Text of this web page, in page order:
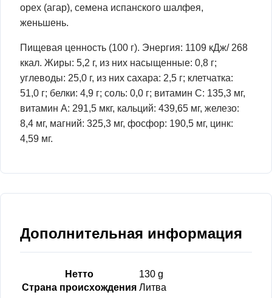
орех (агар), семена испанского шалфея,
женьшень.
Пищевая ценность (100 г). Энергия: 1109 кДж/ 268
ккал. Жиры: 5,2 г, из них насыщенные: 0,8 г;
углеводы: 25,0 г, из них сахара: 2,5 г; клетчатка:
51,0 г; белки: 4,9 г; соль: 0,0 г; витамин С: 135,3 мг,
витамин А: 291,5 мкг, кальций: 439,65 мг, железо:
8,4 мг, магний: 325,3 мг, фосфор: 190,5 мг, цинк:
4,59 мг.
Дополнительная информация
Нетто
130 g
Страна происхождения Литва